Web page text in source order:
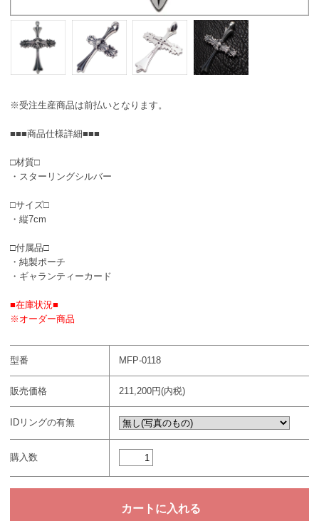
※受注生産商品は前払いとなります。
■■■商品仕様詳細■■■
□材質□
・スターリングシルバー
□サイズ□
・縦7cm
□付属品□
・純製ポーチ
・ギャランティーカード
■在庫状況■
※オーダー商品
型番 MFP-0118
販売価格 211,200円(内税)
IDリングの有無
購入数